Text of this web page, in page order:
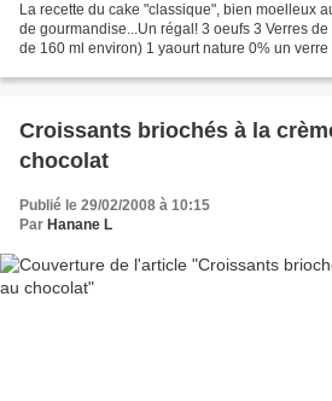
La recette du cake "classique", bien moelleux
de gourmandise...Un régal! 3 oeufs 3 Verres
de 160 ml environ) 1 yaourt nature 0% un
Croissants briochés à la
chocolat
Publié le 29/02/2008 à 10:15
Par Hanane L